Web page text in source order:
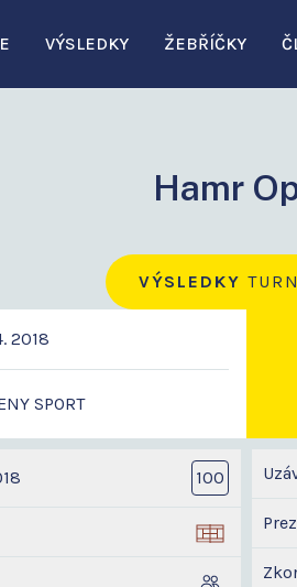
VÝSLEDKY ŽEBŘÍČKY
Hamr
VÝSLEDKY
2018
SPORT
100